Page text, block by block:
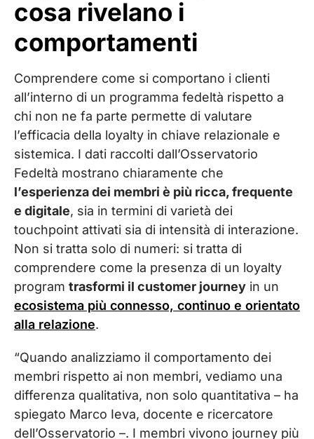
cosa rivelano i
comportamenti
Comprendere come si comportano i clienti
all’interno di un programma fedeltà rispetto a
chi non ne fa parte permette di valutare
l’efficacia della loyalty in chiave relazionale e
sistemica. I dati raccolti dall’Osservatorio
Fedeltà mostrano chiaramente che
l’esperienza dei membri è più ricca, frequente
e digitale, sia in termini di varietà dei
touchpoint attivati sia di intensità di interazione.
Non si tratta solo di numeri: si tratta di
comprendere come la presenza di un loyalty
program trasformi il customer journey in un
ecosistema più connesso, continuo e orientato
alla relazione.
“Quando analizziamo il comportamento dei
membri rispetto ai non membri, vediamo una
differenza qualitativa, non solo quantitativa – ha
spiegato Marco Ieva, docente e ricercatore
dell’Osservatorio –. I membri vivono journey più